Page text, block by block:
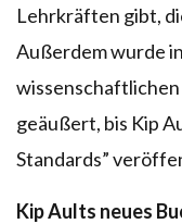
Lehrkräften gibt,
Außerdem wurde
geäußert, bis Kip
Standards”
Kip Aults neues